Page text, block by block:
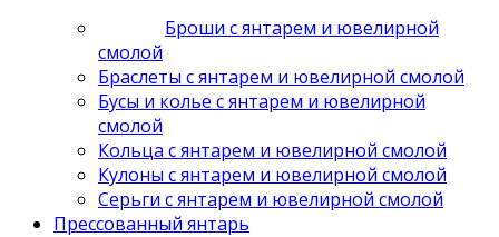
Броши с янтарем и ювелирной
смолой
Браслеты с янтарем и ювелирной смолой
Бусы и колье с янтарем и ювелирной
смолой
Кольца с янтарем и ювелирной смолой
Кулоны с янтарем и ювелирной смолой
Серьги с янтарем и ювелирной смолой
Прессованный янтарь